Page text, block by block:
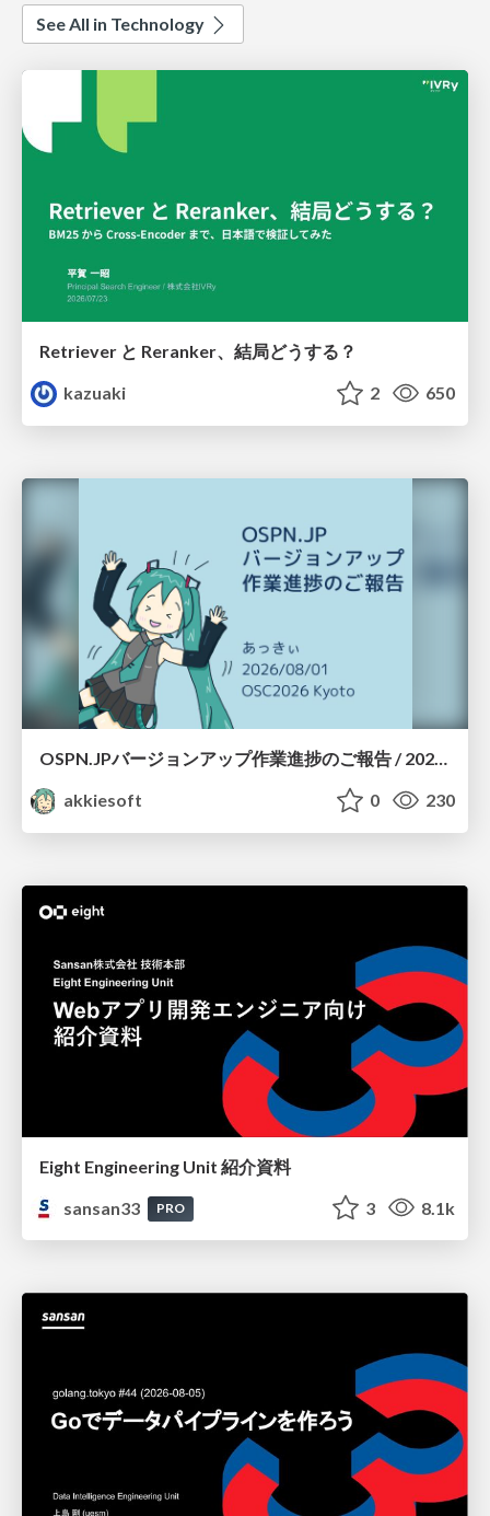
See All in Technology
Retriever と Reranker、結局どうする？
kazuaki
2 650
OSPN.JPバージョンアップ作業進捗のご報告 / 20260801-osc26kyoto
akkiesoft
0 230
Eight Engineering Unit 紹介資料
sansan33
PRO 3 8.1k